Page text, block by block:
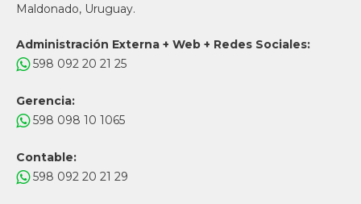
Maldonado, Uruguay.
Administración Externa + Web + Redes Sociales:
598 092 20 21 25
Gerencia:
598 098 10 1065
Contable:
598 092 20 21 29